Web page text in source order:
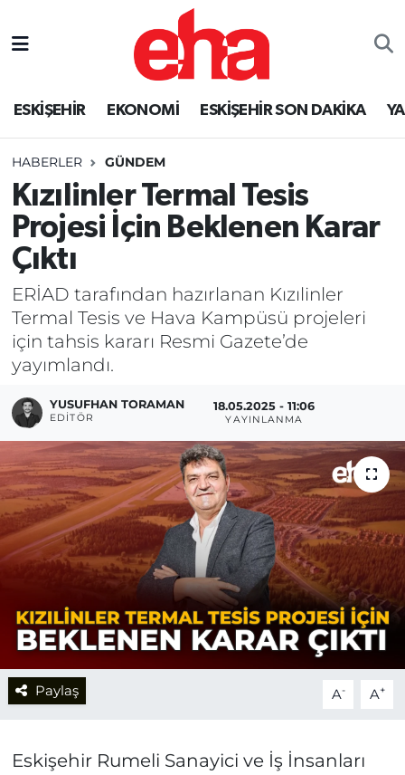
ESKİŞEHİR EKONOMİ ESKİŞEHİR SON DAKİKA
HABERLER GÜNDEM
Kızılinler Termal Tesis
Projesi İçin Beklenen Karar
Çıktı
ERİAD tarafından hazırlanan Kızılinler
Termal Tesis ve Hava Kampüsü projeleri
için tahsis kararı Resmi Gazete’de
yayımlandı.
YUSUFHAN TORAMAN
EDITÖR
18.05.2025 - 11:06
YAYINLANMA
Paylaş A- A+
Eskişehir Rumeli Sanayici ve İş İnsanları